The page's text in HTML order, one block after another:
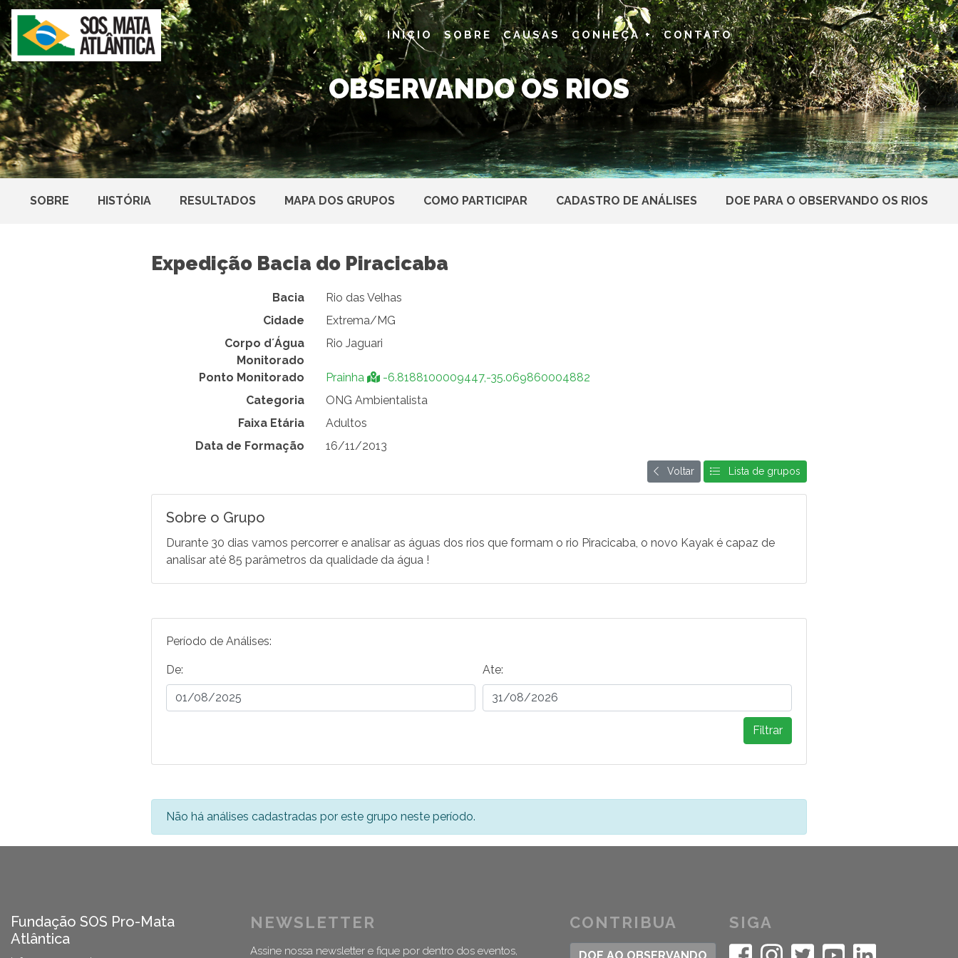
INÍCIO SOBRE CAUSAS CONHEÇA + CONTATO
OBSERVANDO OS RIOS
SOBRE HISTÓRIA RESULTADOS MAPA DOS GRUPOS COMO PARTICIPAR CADASTRO DE ANÁLISES DOE PARA O OBSERVANDO OS RIOS
Expedição Bacia do Piracicaba
Bacia
Rio das Velhas
Cidade
Extrema/MG
Corpo d´Água
Monitorado
Rio Jaguari
Ponto Monitorado Prainha
-6.8188100009447,-35.069860004882
Categoria
ONG Ambientalista
Faixa Etária
Adultos
Data de Formação
16/11/2013
Voltar Lista de grupos
Sobre o Grupo
Durante 30 dias vamos percorrer e analisar as águas dos rios que formam o rio Piracicaba, o novo Kayak é capaz de
analisar até 85 parâmetros da qualidade da água !
Período de Análises:
De: Ate:
Filtrar
Não há análises cadastradas por este grupo neste período.
Fundação SOS Pro-Mata
Atlântica
NEWSLETTER
Assine nossa newsletter e fique por dentro dos eventos,
CONTRIBUA SIGA